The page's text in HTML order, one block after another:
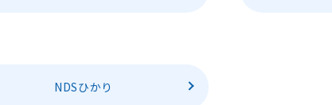
NDSひかり